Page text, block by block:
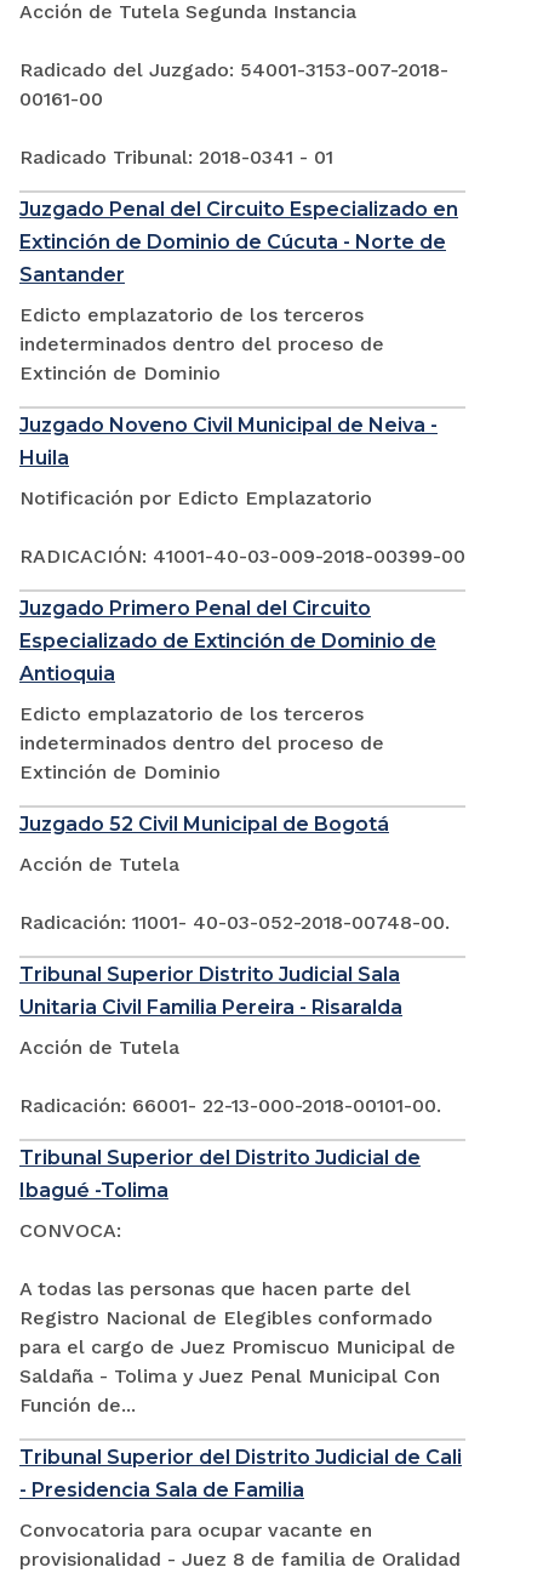
Acción de Tutela Segunda Instancia
Radicado del Juzgado: 54001-3153-007-2018-
00161-00
Radicado Tribunal: 2018-0341 - 01
Juzgado Penal del Circuito Especializado en
Extinción de Dominio de Cúcuta - Norte de
Santander
Edicto emplazatorio de los terceros
indeterminados dentro del proceso de
Extinción de Dominio
Juzgado Noveno Civil Municipal de Neiva -
Huila
Notificación por Edicto Emplazatorio
RADICACIÓN: 41001-40-03-009-2018-00399-00
Juzgado Primero Penal del Circuito
Especializado de Extinción de Dominio de
Antioquia
Edicto emplazatorio de los terceros
indeterminados dentro del proceso de
Extinción de Dominio
Juzgado 52 Civil Municipal de Bogotá
Acción de Tutela
Radicación: 11001- 40-03-052-2018-00748-00.
Tribunal Superior Distrito Judicial Sala
Unitaria Civil Familia Pereira - Risaralda
Acción de Tutela
Radicación: 66001- 22-13-000-2018-00101-00.
Tribunal Superior del Distrito Judicial de
Ibagué -Tolima
CONVOCA:
A todas las personas que hacen parte del
Registro Nacional de Elegibles conformado
para el cargo de Juez Promiscuo Municipal de
Saldaña - Tolima y Juez Penal Municipal Con
Función de...
Tribunal Superior del Distrito Judicial de Cali
- Presidencia Sala de Familia
Convocatoria para ocupar vacante en
provisionalidad - Juez 8 de familia de Oralidad